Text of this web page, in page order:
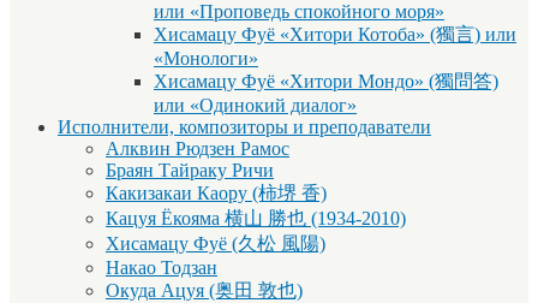
или «Проповедь спокойного моря»
Хисамацу Фуё «Хитори Котоба» (獨言) или
«Монологи»
Хисамацу Фуё «Хитори Мондо» (獨問答)
или «Одинокий диалог»
Исполнители, композиторы и преподаватели
Алквин Рюдзен Рамос
Браян Тайраку Ричи
Какизакаи Каору (柿堺 香)
Кацуя Ёкояма 横山 勝也 (1934-2010)
Хисамацу Фуё (久松 風陽)
Накао Тодзан
Окуда Ацуя (奥田 敦也)